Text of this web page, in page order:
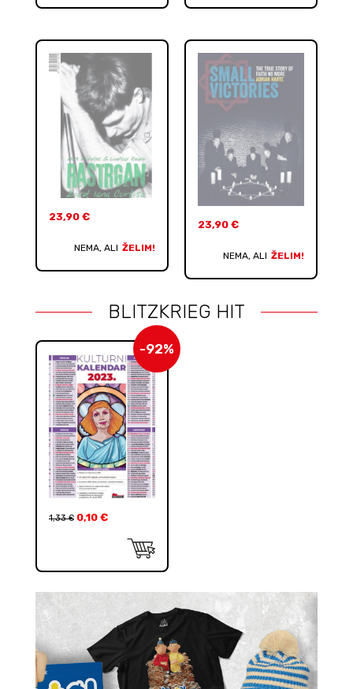
23,90 €
NEMA, ALI ŽELIM!
23,90 €
NEMA, ALI ŽELIM!
BLITZKRIEG HIT
-92%
1,33€ 0,10 €